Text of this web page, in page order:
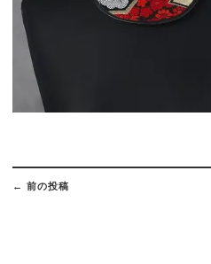
Post
navigation
← 前の投稿